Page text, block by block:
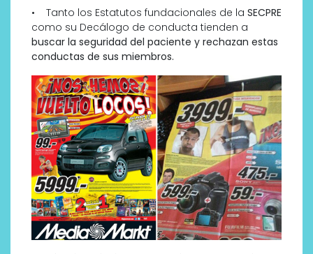
• Tanto los Estatutos fundacionales de la SECPRE
como su Decálogo de conducta tienden a
buscar la seguridad del paciente y rechazan estas
conductas de sus miembros.